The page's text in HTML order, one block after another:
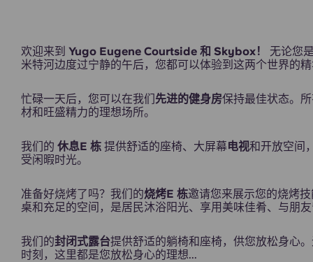
游戏室
烧烤区
欢迎来到 Yugo Eugene Courtside 和 Skybox！ 无论您
米特河边度过宁静的午后，您都可以体验到这两个世界的
忙碌一天后，您可以在我们先进的健身房保持最佳状态。
材和旺盛精力的理想场所。
我们的 休息E 栋 提供舒适的座椅、大屏幕电视和开放空间
受闲暇时光。
准备好烧烤了吗？我们的烧烤E 栋邀请您来展示您的烧烤
桌和充足的空间，是居民沐浴阳光、享用美味佳肴、与朋
我们的封闭式露台提供舒适的躺椅和座椅，供您放松身心
时刻，这里都是您放松身心的理想...